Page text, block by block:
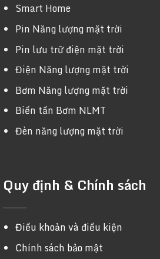
Smart Home
Pin Năng lượng mặt trời
Pin lưu trữ điện mặt trời
Điện Năng lượng mặt trời
Bơm Năng lượng mặt trời
Biến tần Bơm NLMT
Đèn năng lượng mặt trời
Quy định & Chính sách
Điều khoản và điều kiện
Chính sách bảo mật